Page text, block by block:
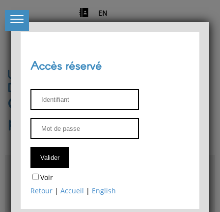
EN
Université de Liège
Département de philosophie
Centre de recherches
phénoménologiques
Accès & plans
Bibliothèque du Département de philosophie
Accès réservé
Voir
Retour |Accueil | English